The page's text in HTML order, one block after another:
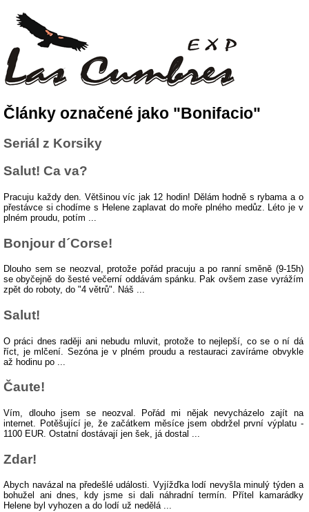
Články označené jako "Bonifacio"
Seriál z Korsiky
Salut! Ca va?
Pracuju každy den. Většinou víc jak 12 hodin! Dělám hodně s rybama a o
přestávce si chodíme s Helene zaplavat do moře plného medůz. Léto je v
plném proudu, potím ...
Bonjour d´Corse!
Dlouho sem se neozval, protože pořád pracuju a po ranní směně (9-15h)
se obyčejně do šesté večerní oddávám spánku. Pak ovšem zase vyrážím
zpět do roboty, do "4 větrů". Náš ...
Salut!
O práci dnes raději ani nebudu mluvit, protože to nejlepší, co se o ní dá
říct, je mlčení. Sezóna je v plném proudu a restauraci zavíráme obvykle
až hodinu po ...
Čaute!
Vím, dlouho jsem se neozval. Pořád mi nějak nevycházelo zajít na
internet. Potěšující je, že začátkem měsíce jsem obdržel první výplatu -
1100 EUR. Ostatní dostávají jen šek, já dostal ...
Zdar!
Abych navázal na předešlé události. Vyjížďka lodí nevyšla minulý týden a
bohužel ani dnes, kdy jsme si dali náhradní termín. Přítel kamarádky
Helene byl vyhozen a do lodí už nedělá ...